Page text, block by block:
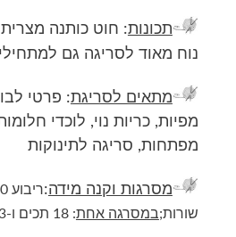
תכונות: חוט כותנה
נוח מאוד לסריגה גם
מתאים לסריגת: פרטי
מפיות, כריות נוי, לוכדי
מפתחות, סריגה לתינוקות
מסרגות וקנה מידה:ריבוע 10*10 ס"מ=
שורות;במסרגה אחת: 18 תכים ו-23 שורות